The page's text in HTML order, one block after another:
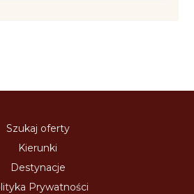
Szukaj oferty
Kierunki
Destynacje
Prywatności